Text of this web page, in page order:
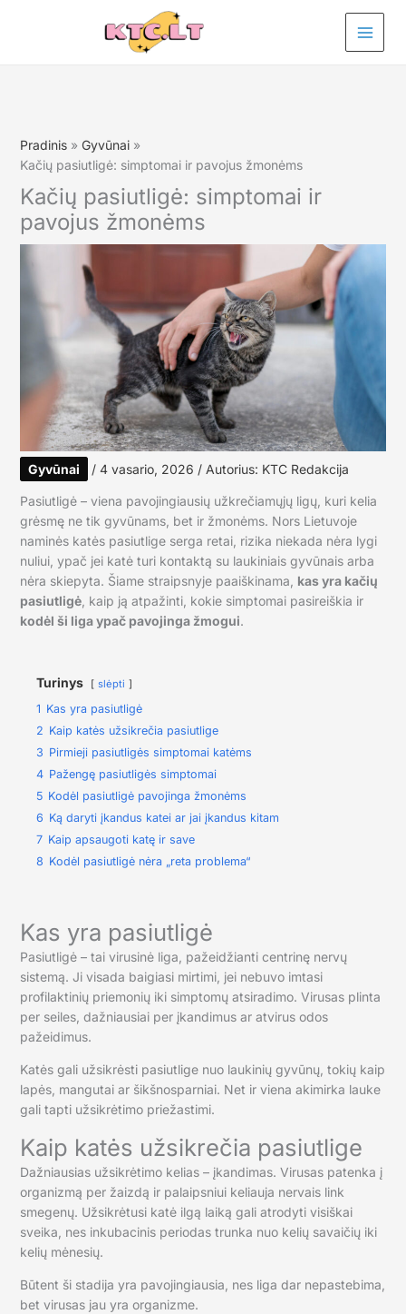
Pradinis
Gyvūnai
Kačių pasiutligė: simptomai ir pavojus žmonėms
Kačių pasiutligė: simptomai ir
pavojus žmonėms
Gyvūnai / 4 vasario, 2026 / Autorius: KTC Redakcija
Pasiutligė – viena pavojingiausių užkrečiamųjų ligų, kuri kelia
grėsmę ne tik gyvūnams, bet ir žmonėms. Nors Lietuvoje
naminės katės pasiutlige serga retai, rizika niekada nėra lygi
nuliui, ypač jei katė turi kontaktą su laukiniais gyvūnais arba
nėra skiepyta. Šiame straipsnyje paaiškinama, kas yra kačių
pasiutligė, kaip ją atpažinti, kokie simptomai pasireiškia ir
kodėl ši liga ypač pavojinga žmogui.
Turinys slėpti
1 Kas yra pasiutligė
2 Kaip katės užsikrečia pasiutlige
3 Pirmieji pasiutligės simptomai katėms
4 Pažengę pasiutligės simptomai
5 Kodėl pasiutligė pavojinga žmonėms
6 Ką daryti įkandus katei ar jai įkandus kitam
7 Kaip apsaugoti katę ir save
8 Kodėl pasiutligė nėra „reta problema“
Kas yra pasiutligė
Pasiutligė – tai virusinė liga, pažeidžianti centrinę nervų
sistemą. Ji visada baigiasi mirtimi, jei nebuvo imtasi
profilaktinių priemonių iki simptomų atsiradimo. Virusas plinta
per seiles, dažniausiai per įkandimus ar atvirus odos
pažeidimus.
Katės gali užsikrėsti pasiutlige nuo laukinių gyvūnų, tokių kaip
lapės, mangutai ar šikšnosparniai. Net ir viena akimirka lauke
gali tapti užsikrėtimo priežastimi.
Kaip katės užsikrečia pasiutlige
Dažniausias užsikrėtimo kelias – įkandimas. Virusas patenka į
organizmą per žaizdą ir palaipsniui keliauja nervais link
smegenų. Užsikrėtusi katė ilgą laiką gali atrodyti visiškai
sveika, nes inkubacinis periodas trunka nuo kelių savaičių iki
kelių mėnesių.
Būtent ši stadija yra pavojingiausia, nes liga dar nepastebima,
bet virusas jau yra organizme.